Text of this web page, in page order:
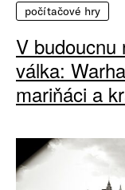
počítačové hry
V budoucnu
válka:
mariňáci a